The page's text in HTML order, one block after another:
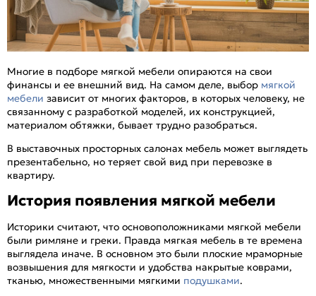
Многие в подборе мягкой мебели опираются на свои
финансы и ее внешний вид. На самом деле, выбор мягкой
мебели зависит от многих факторов, в которых человеку, не
связанному с разработкой моделей, их конструкцией,
материалом обтяжки, бывает трудно разобраться.
В выставочных просторных салонах мебель может выглядеть
презентабельно, но теряет свой вид при перевозке в
квартиру.
История появления мягкой мебели
Историки считают, что основоположниками мягкой мебели
были римляне и греки. Правда мягкая мебель в те времена
выглядела иначе. В основном это были плоские мраморные
возвышения для мягкости и удобства накрытые коврами,
тканью, множественными мягкими подушками.